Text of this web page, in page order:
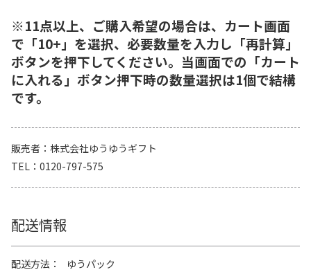
※11点以上、ご購入希望の場合は、カート画面
で「10+」を選択、必要数量を入力し「再計算」
ボタンを押下してください。当画面での「カート
に入れる」ボタン押下時の数量選択は1個で結構
です。
販売者
株式会社ゆうゆうギフト
TEL
0120-797-575
配送情報
配送方法
ゆうパック